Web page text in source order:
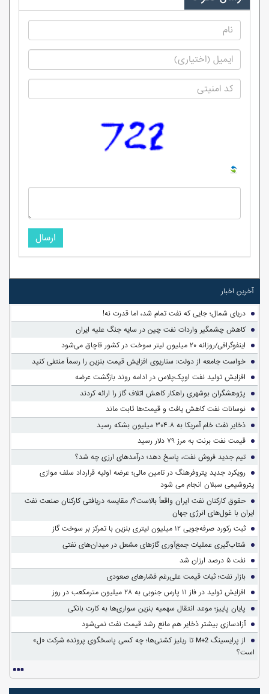
ارسال
آخرین اخبار
دریای شمال؛ جایی که نفت تمام شد، اما قدرت نه!
کاهش چشمگیر واردات نفت چین در سایه جنگ علیه ایران
اینفوگرافی/روزانه ۲۰ میلیون لیتر سوخت در کشور قاچاق می‌شود
خواست جامعه از دولت: سناریوی افزایش قیمت بنزین را رسماً منتفی کنید
افزایش تولید نفت اوپک‌پلاس در ادامه روند بازگشت عرضه
پژوهشگران بوشهری راهکار کاهش اتلاف گاز را ارائه کردند
نوسانات نفت کاهش یافت و قیمت‌ها ثابت ماند
ذخایر نفت خام آمریکا به ۳۰۴.۸ میلیون بشکه رسید
قیمت نفت برنت به مرز ۷۹ دلار رسید
تیم جدید فروش نفت، پاسخ دهد؛ درآمدهای ارزی چه شد؟
رویکرد جدید پتروفرهنگ در تامین مالی؛ عرضه اولیه قرارداد سلف موازی
پتروشیمی سبلان انجام می شود
حقوق کارکنان نفت ایران واقعاً بالاست؟/ مقایسه دریافتی کارکنان صنعت نفت
ایران با غول‌های انرژی جهان
ثبت رکورد صرفه‌جویی ۱۲ میلیون لیتری بنزین با تمرکز بر سوخت گاز
شتاب‌گیری عملیات جمع‌آوری گازهای مشعل در میدان‌های نفتی
نفت ۵ درصد ارزان شد
بازار نفت؛ ثبات قیمت علی‌رغم فشارهای صعودی
افزایش تولید در فاز ۱۱ پارس جنوبی به ۲۸ میلیون مترمکعب در روز
پایان پاییز؛ موعد انتقال سهمیه بنزین سواری‌ها به کارت بانکی
آزادسازی بیشتر ذخایر هم مانع رشد قیمت نفت نمی‌شود
از پرایسینگ M+2 تا ریلیز کشتی‌ها؛ چه کسی پاسخگوی پرونده شرکت «ل»
است؟